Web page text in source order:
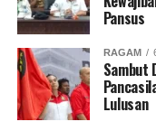
DON'T MISS
IFW Icon 2025,Pansus
RAGAM
Sambut
Lulusan